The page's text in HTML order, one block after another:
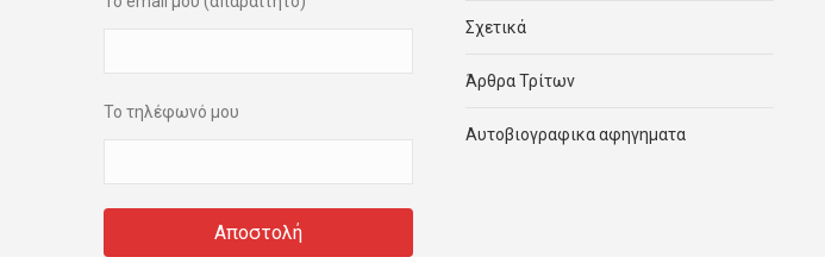
Το τηλέφωνό μου
Σχετικά
Άρθρα Τρίτων
Αυτοβιογραφικα αφηγηματα